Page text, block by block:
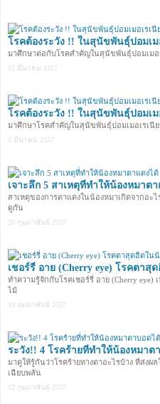
โรคต้องระวัง !! ในสุนัขพันธุ์ปอมเ
มาศึกษาต่อกับโรคสำคัญในสุนัขพันธุ์ปอมเมอ
12 มีนาคม 2557
โรคต้องระวัง !! ในสุนัขพันธุ์ปอมเ
มาศึกษาโรคสำคัญในสุนัขพันธุ์ปอมเมอเรเนี
5 มีนาคม 2557
เจาะลึก 5 สาเหตุที่ทำให้น้องหมาต
สาเหตุของการตาแดงในน้องหมาเกิดจากอะ
ดูกัน
26 กุมภาพันธ์ 2557
เชอร์รี่ อาย (Cherry eye) โรคตาสุ
ทำความรู้จักกับโรคเชอร์รี่ อาย (Cherry
ไม้
19 กุมภาพันธ์ 2557
ระวัง!! 4 โรคร้ายที่ทำให้น้องหมา
มาดูให้รู้กันว่าโรคร้ายทางตาอะไรบ้าง ที่ส่งผ
เฉียบพลัน
12 กุมภาพันธ์ 2557